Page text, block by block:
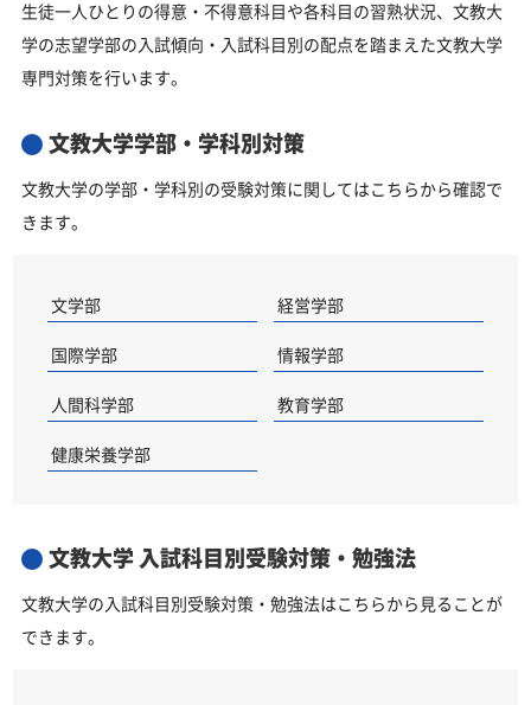
生徒一人ひとりの得意・不得意科目や各科目の習熟状況、文教大
学の志望学部の入試傾向・入試科目別の配点を踏まえた文教大学
専門対策を行います。
文教大学学部・学科別対策
文教大学の学部・学科別の受験対策に関してはこちらから確認で
きます。
文学部 経営学部
国際学部 情報学部
人間科学部 教育学部
健康栄養学部
文教大学 入試科目別受験対策・勉強法
文教大学の入試科目別受験対策・勉強法はこちらから見ることが
できます。